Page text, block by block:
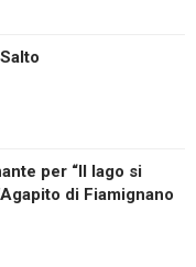
per “Il lago si
di Fiamignano